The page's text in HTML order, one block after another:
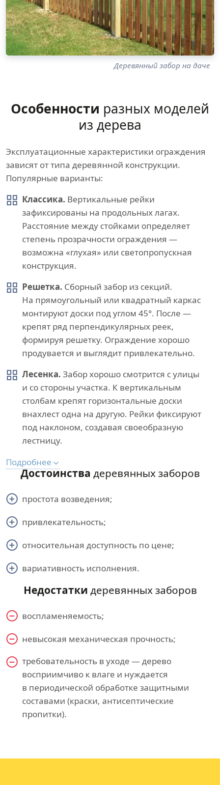
Деревянный забор на даче
Особенности разных моделей
из дерева
Эксплуатационные характеристики ограждения
зависят от типа деревянной конструкции.
Популярные варианты:
Классика. Вертикальные рейки
зафиксированы на продольных лагах.
Расстояние между стойками определяет
степень прозрачности ограждения —
возможна «глухая» или светопропускная
конструкция.
Решетка. Сборный забор из секций.
На прямоугольный или квадратный каркас
монтируют доски под углом 45°. После —
крепят ряд перпендикулярных реек,
формируя решетку. Ограждение хорошо
продувается и выглядит привлекательно.
Лесенка. Забор хорошо смотрится с улицы
и со стороны участка. К вертикальным
столбам крепят горизонтальные доски
внахлест одна на другую. Рейки фиксируют
под наклоном, создавая своеобразную
лестницу.
Подробнее
Достоинства деревянных заборов
простота возведения;
привлекательность;
относительная доступность по цене;
вариативность исполнения.
Недостатки деревянных заборов
воспламеняемость;
невысокая механическая прочность;
требовательность в уходе — дерево
восприимчиво к влаге и нуждается
в периодической обработке защитными
составами (краски, антисептические
пропитки).